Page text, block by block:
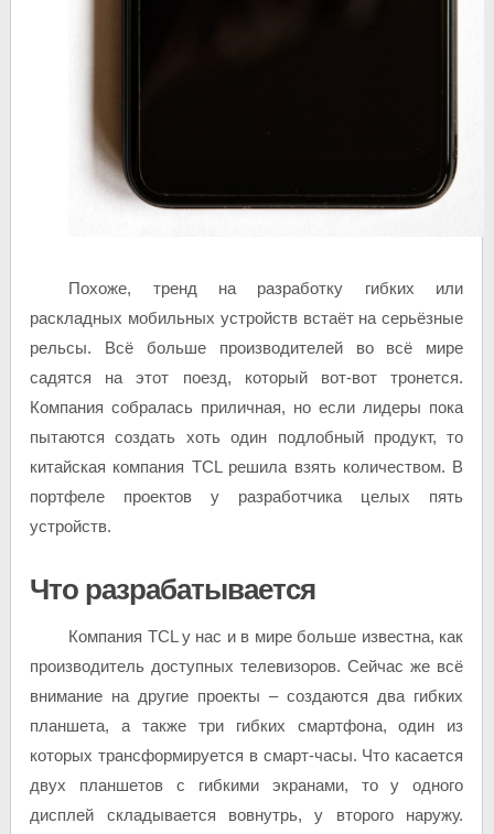
Похоже, тренд на разработку гибких или
раскладных мобильных устройств встаёт на серьёзные
рельсы. Всё больше производителей во всё мире
садятся на этот поезд, который вот-вот тронется.
Компания собралась приличная, но если лидеры пока
пытаются создать хоть один подлобный продукт, то
китайская компания TCL решила взять количеством. В
портфеле проектов у разработчика целых пять
устройств.
Что разрабатывается
Компания TCL у нас и в мире больше известна, как
производитель доступных телевизоров. Сейчас же всё
внимание на другие проекты – создаются два гибких
планшета, а также три гибких смартфона, один из
которых трансформируется в смарт-часы. Что касается
двух планшетов с гибкими экранами, то у одного
дисплей складывается вовнутрь, у второго наружу.